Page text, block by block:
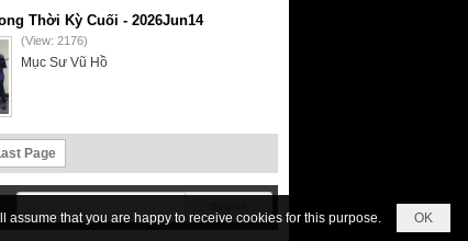
Thời Kỳ Cuối - 2026Jun14
(View: 2176)
Mục Sư Vũ Hồ
Page
OK
that you are happy to receive cookies for this purpose.